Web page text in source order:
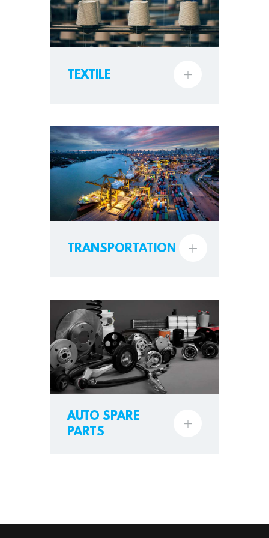
TEXTILE
TRANSPORTATION
AUTO SPARE
PARTS